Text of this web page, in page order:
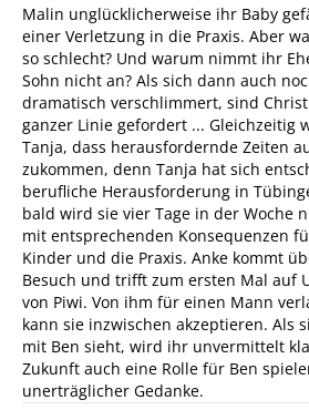
Malin unglücklicherweise ihr Baby
einer Verletzung in die Praxis. Aber
so schlecht? Und warum nimmt ihr
Sohn nicht an? Als sich dann auch
dramatisch verschlimmert, sind
ganzer Linie gefordert ... Gleichzeitig
Tanja, dass herausfordernde Zeiten
zukommen, denn Tanja hat sich
berufliche Herausforderung in
bald wird sie vier Tage in der Woche
mit entsprechenden Konsequenzen
Kinder und die Praxis. Anke kommt
Besuch und trifft zum ersten Mal auf
von Piwi. Von ihm für einen Mann
kann sie inzwischen akzeptieren. Als
mit Ben sieht, wird ihr unvermittelt
Zukunft auch eine Rolle für Ben
unerträglicher Gedanke.